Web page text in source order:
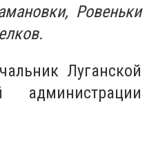
Ровеньки
Луганской
администрации